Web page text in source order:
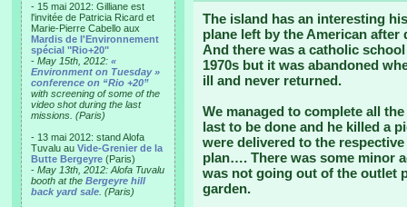
- 15 mai 2012: Gilliane est
l'invitée de Patricia Ricard et
Marie-Pierre Cabello aux
Mardis de l'Environnement
spécial "Rio+20"
- May 15th, 2012: «
Environment on Tuesday »
conference on “Rio +20”
with screening of some of the
video shot during the last
missions. (Paris)
- 13 mai 2012: stand Alofa
Tuvalu au Vide-Grenier de la
Butte Bergeyre (Paris)
- May 13th, 2012: Alofa Tuvalu
booth at the Bergeyre hill
back yard sale . (Paris)
The island has an interesting
plane left by the American
And there was a catholic
1970s but it was abandoned
ill and never returned.
We managed to complete all
last to be done and he killed a
were delivered to the
plan…. There was some minor
was not going out of the outlet
garden.